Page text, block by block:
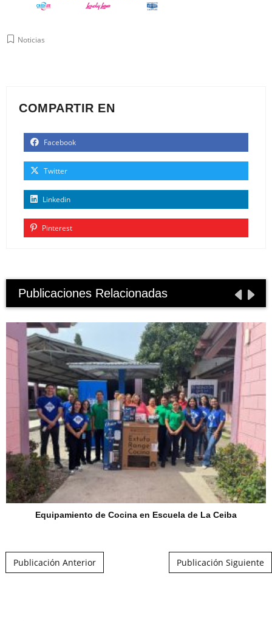
Noticias
COMPARTIR EN
Facebook
Twitter
Linkedin
Pinterest
Publicaciones Relacionadas
Equipamiento de Cocina en Escuela de La Ceiba
Publicación Anterior Publicación Siguiente